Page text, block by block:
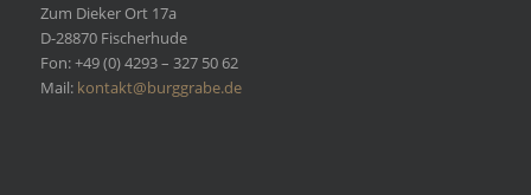
Zum Dieker Ort 17a
D-28870 Fischerhude
Fon: +49 (0) 4293 – 327 50 62
Mail: kontakt@burggrabe.de